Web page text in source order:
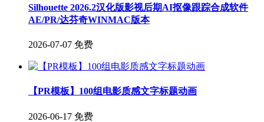
Silhouette 2026.2汉化版影视后期AI抠像跟踪合成软件
AE/PR/达芬奇WINMAC版本
2026-07-07 免费
【PR模板】100组电影质感文字标题动画
2026-06-17 免费